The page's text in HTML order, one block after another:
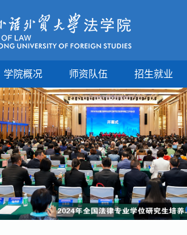
学院概况 师资队伍 招生就业